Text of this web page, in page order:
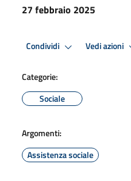
27 febbraio 2025
Condividi Vedi azioni
Categorie:
Sociale
Argomenti:
Assistenza sociale